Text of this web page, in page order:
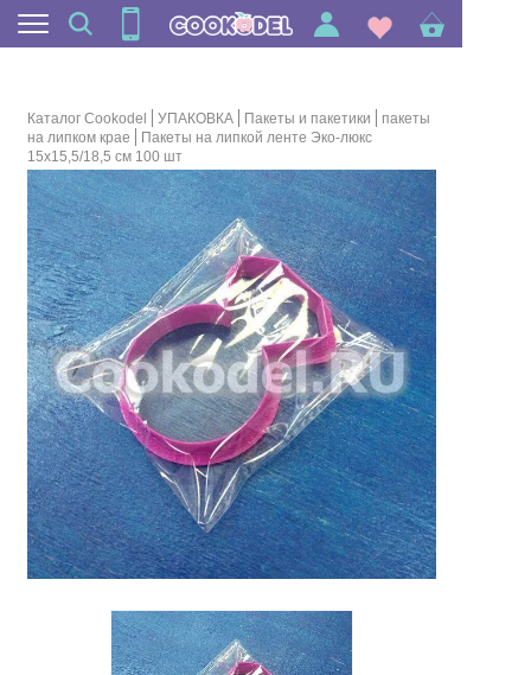
Каталог Cookodel УПАКОВКА Пакеты и пакетики
пакеты
на липком крае
Пакеты на липкой ленте Эко-люкс
15х15,5/18,5 см 100 шт